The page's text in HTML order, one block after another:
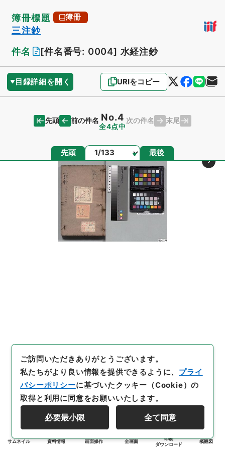
簿冊標題 簿冊
三注鈔
件名
[件名番号: 0004] 水経注鈔
目録詳細を開く URIをコピー
先頭 前の件名 No.4
全4点中
次の件名 末尾
先頭 ページ 最後
サムネイル 資料情報 画面操作 全画面
印刷
ダウンロード
概観図
ご訪問いただきありがとうございます。
私たちがより良い情報を提供できるように、 プライ
バシーポリシーに基づいたクッキー（Cookie）の
取得と利用に同意をお願いいたします。
必要最小限 全て同意